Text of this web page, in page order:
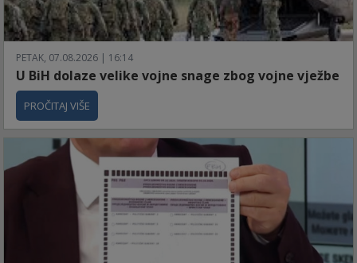
PETAK, 07.08.2026 | 16:14
U BiH dolaze velike vojne snage zbog vojne vježbe
PROČITAJ VIŠE